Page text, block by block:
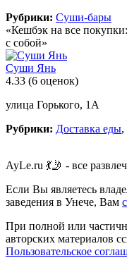
Рубрики: Суши-бары
«Кешбэк на все
с собой»
Суши Янь
4.33 (6 оценок)
улица Горького, 1А
Рубрики: Доставка еды,
AyLe.ru 💃🤳 - все
Если Вы являетесь
заведения в Унече, Вам
При полной или
авторских материалов
Пользовательское